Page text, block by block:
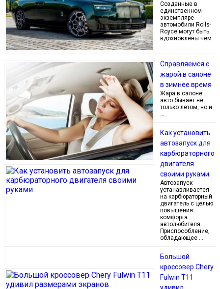
Созданные в
единственном
экземпляре
автомобили Rolls-
Royce могут быть
вдохновлены чем
…
Справляемся с
жарой в салоне
в зимнее время
Жара в салоне
авто бывает не
только летом, но и
…
Как установить
автозапуск для
карбюраторного
двигателя
своими руками
Автозапуск
устанавливается
на карбюраторный
двигатель с целью
повышения
комфорта
автолюбителя.
Приспособление,
обладающее …
Большой
кроссовер Chery
Fulwin T11